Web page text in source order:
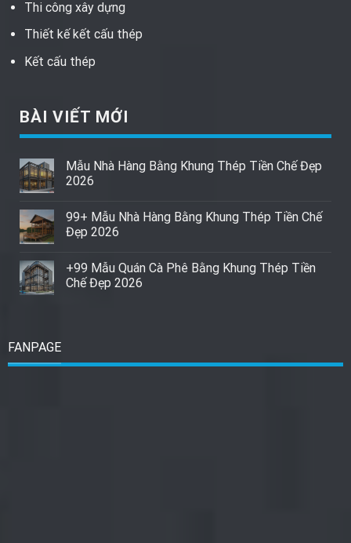
Thi công xây dựng
Thiết kế kết cấu thép
Kết cấu thép
BÀI VIẾT MỚI
Mẫu Nhà Hàng Bằng Khung Thép Tiền Chế Đẹp
2026
99+ Mẫu Nhà Hàng Bằng Khung Thép Tiền Chế
Đẹp 2026
+99 Mẫu Quán Cà Phê Bằng Khung Thép Tiền
Chế Đẹp 2026
FANPAGE